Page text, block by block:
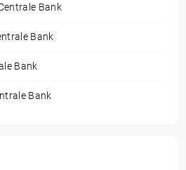
Bank
Bank
Bank
Bank